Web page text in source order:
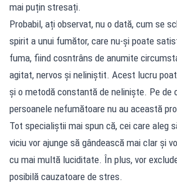
mai puțin stresați.
Probabil, ați observat, nu o dată, cum se
spirit a unui fumător, care nu-și poate
fuma, fiind cosntrâns de anumite
agitat, nervos și neliniștit. Acest lucru
și o metodă constantă de neliniște. Pe de
persoanele nefumătoare nu au această
Tot specialiștii mai spun că, cei care aleg
viciu vor ajunge să gândească mai clar și
cu mai multă luciditate. În plus, vor
posibilă cauzatoare de stres.